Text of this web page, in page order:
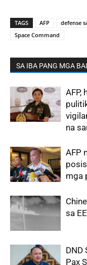
TAGS AFP defense
Space Command
SA IBA PANG MGA
AFP,
na
AFP
mga
sa
DND
Pax